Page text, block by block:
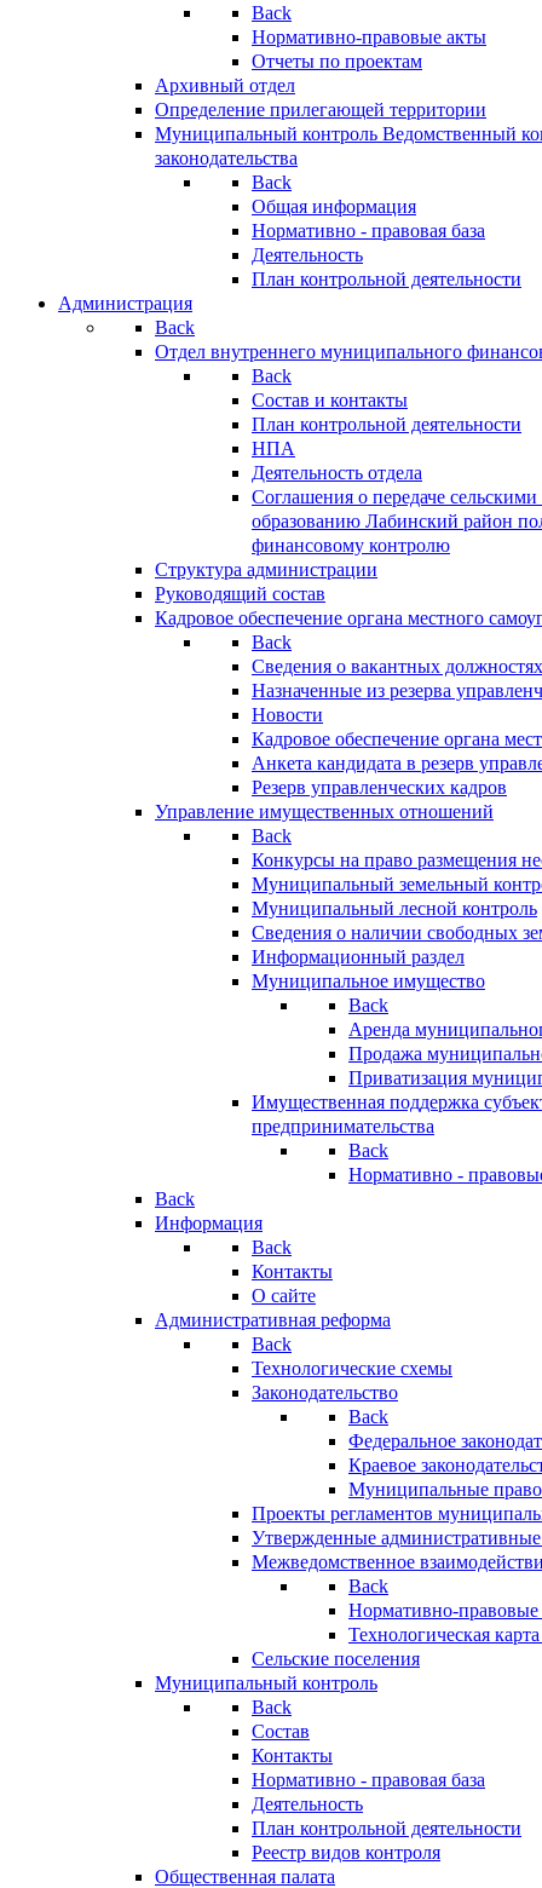
Back
Нормативно-правовые акты
Отчеты по проектам
Архивный отдел
Определение прилегающей территории
Муниципальный контроль Ведомственный
законодательства
Back
Общая информация
Нормативно - правовая база
Деятельность
План контрольной деятельности
Администрация
Back
Отдел внутреннего муниципального
Back
Состав и контакты
План контрольной деятельности
НПА
Деятельность отдела
Соглашения о передаче
образованию Лабинский район
финансовому контролю
Структура администрации
Руководящий состав
Кадровое обеспечение органа местного
Back
Сведения о вакантных
Назначенные из резерва
Новости
Кадровое обеспечение органа
Анкета кандидата в резерв
Резерв управленческих кадров
Управление имущественных отношений
Back
Конкурсы на право размещения
Муниципальный земельный
Муниципальный лесной контроль
Сведения о наличии свободных
Информационный раздел
Муниципальное имущество
Back
Аренда
Продажа
Приватизация
Имущественная поддержка
предпринимательства
Back
Нормативно -
Back
Информация
Back
Контакты
О сайте
Административная реформа
Back
Технологические схемы
Законодательство
Back
Федеральное
Краевое
Муниципальные
Проекты регламентов
Утвержденные
Межведомственное
Back
Нормативно-правовые
Технологическая
Сельские поселения
Муниципальный контроль
Back
Состав
Контакты
Нормативно - правовая база
Деятельность
План контрольной деятельности
Реестр видов контроля
Общественная палата